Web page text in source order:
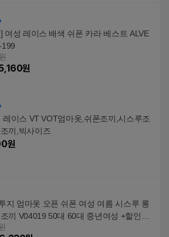
여성 레이스 배색 쉬폰 카라 베스트 ALVE
원
레이스 VT VOT엄마옷,쉬폰조끼,시스루조
끼,빅사이즈
원
지 엄마옷 오픈 쉬폰 여성 여름 시스루 롱
끼 V04019 50대 60대 중년여성 +할인쿠